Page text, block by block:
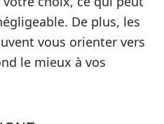
De plus, les
vous orienter vers
le mieux à vos